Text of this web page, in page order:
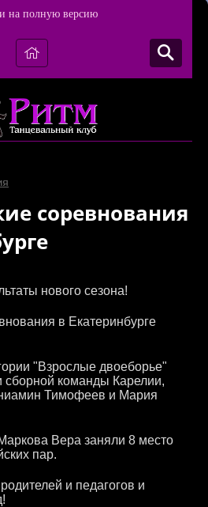
на полную версию
соревнования
нового сезона!
в Екатеринбурге
"Взрослые двоеборье"
сборной команды Карелии,
Тимофеев и Мария
Вера заняли 8 место
пар.
и педагогов и